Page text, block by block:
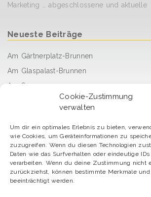
Cookie-Zustimmung
verwalten
Um dir ein optimales Erlebnis zu bieten,
wie Cookies, um Geräteinformationen zu
zuzugreifen. Wenn du diesen Technologien
Daten wie das Surfverhalten oder eindeutige
verarbeiten. Wenn du deine Zustimmung nicht
zurückziehst, können bestimmte Merkmale
beeinträchtigt werden.
Marketing … abgeschlossene und aktuelle
Neueste Beiträge
Am Gärtnerplatz-Brunnen
Am Glaspalast-Brunnen
Am See
Fahrt mit der legendären Dampf-
Damit der Tag gut beginnt
arrived – angekommen
Erfrischung willkommen
Gegenlicht